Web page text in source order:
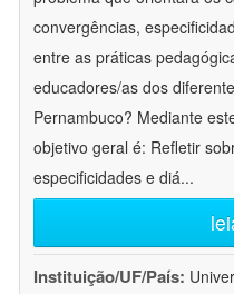
convergências,
entre as práticas
educadores/as dos
Pernambuco? Mediante
objetivo geral é: Refletir
especificidades e diá...
Instituição/UF/País: